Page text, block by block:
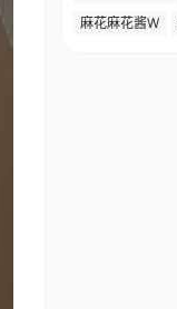
麻花麻花酱W